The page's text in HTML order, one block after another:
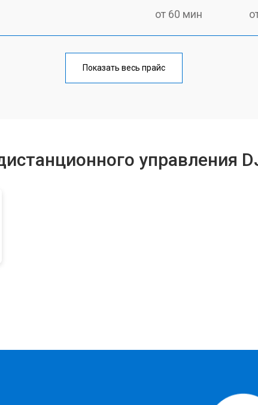
от 60 мин
от 50 мин
Показать весь прайс
управления